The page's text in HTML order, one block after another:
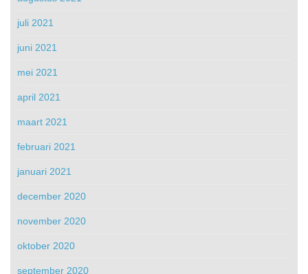
juli 2021
juni 2021
mei 2021
april 2021
maart 2021
februari 2021
januari 2021
december 2020
november 2020
oktober 2020
september 2020